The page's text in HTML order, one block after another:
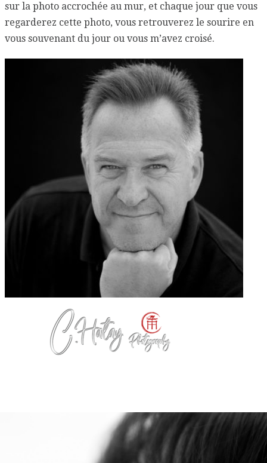
sur la photo accrochée au mur, et chaque jour que vous
regarderez cette photo, vous retrouverez le sourire en
vous souvenant du jour ou vous m’avez croisé.